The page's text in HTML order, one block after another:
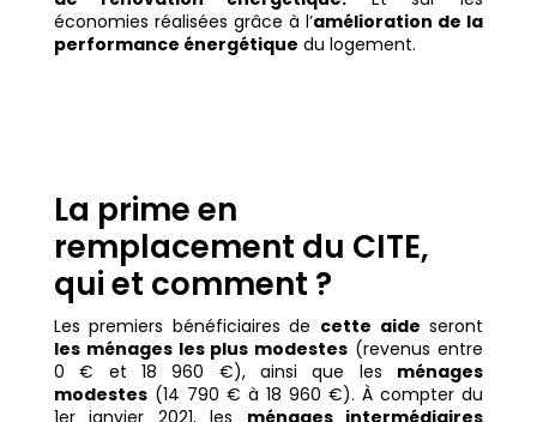
économies réalisées grâce à l’amélioration de la
performance énergétique du logement.
La prime en
remplacement du CITE,
qui et comment ?
Les premiers bénéficiaires de cette aide seront
les ménages les plus modestes (revenus entre
0 € et 18 960 €), ainsi que les ménages
modestes(14 790 € à 18 960 €). À compter du
1er janvier 2021, les ménages intermédiaires